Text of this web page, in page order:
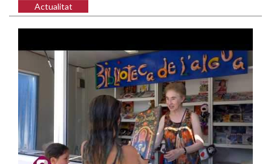
Actualitat